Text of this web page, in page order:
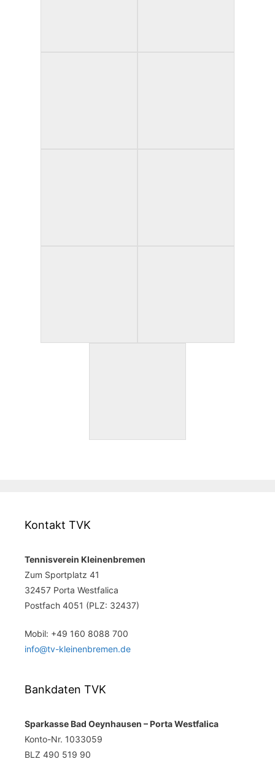
Kontakt TVK
Tennisverein Kleinenbremen
Zum Sportplatz 41
32457 Porta Westfalica
Postfach 4051 (PLZ: 32437)
Mobil: +49 160 8088 700
info@tv-kleinenbremen.de
Bankdaten TVK
Sparkasse Bad Oeynhausen – Porta Westfalica
Konto-Nr. 1033059
BLZ 490 519 90